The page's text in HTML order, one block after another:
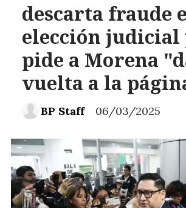
descarta fraude
elección judicial
pide a Morena
vuelta a la
06/03/2025
BP Staff